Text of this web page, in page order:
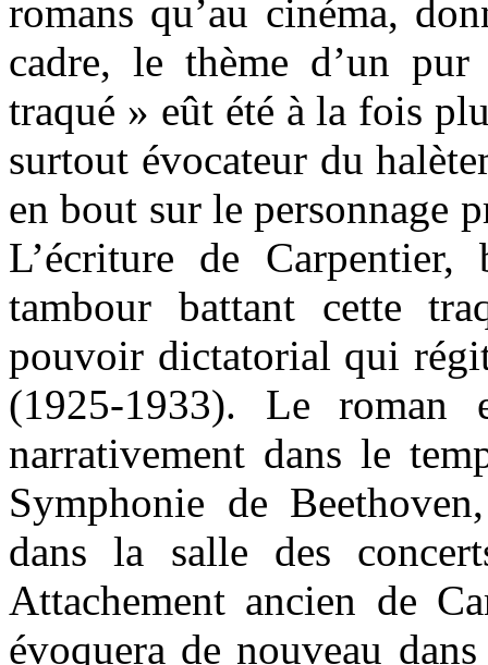
romans qu’au cinéma,
cadre, le thème d’un
traqué » eût été à la fois
surtout évocateur du
en bout sur le personnage
L’écriture de Carpentier,
tambour battant cette
pouvoir dictatorial qui
(1925-1933). Le
narrativement dans le
Symphonie de
dans la salle des
Attachement ancien de
évoquera de nouveau